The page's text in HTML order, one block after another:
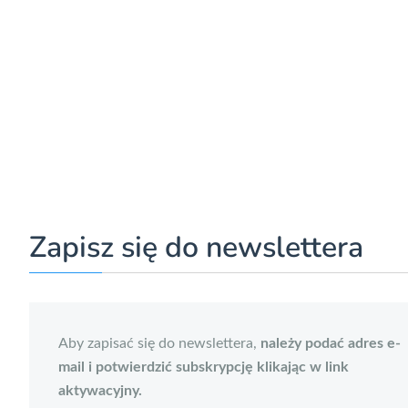
Zapisz się do newslettera
Aby zapisać się do newslettera, należy podać adres e-
mail i potwierdzić subskrypcję klikając w link
aktywacyjny.